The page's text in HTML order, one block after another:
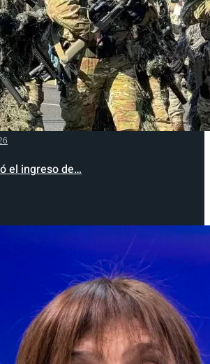
el ingreso de…